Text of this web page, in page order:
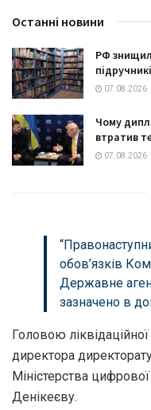
Останні новини
РФ
07.08.2026
Чому
втратив
07.08.2026
обов’язків
Державне
зазначено в
Головою
директора
Міністерства
Денікеєву.